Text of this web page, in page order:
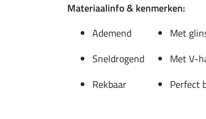
Materiaalinfo & kenmerken:
Ademend
Met
Sneldrogend
Met V-
Rekbaar
Perfect